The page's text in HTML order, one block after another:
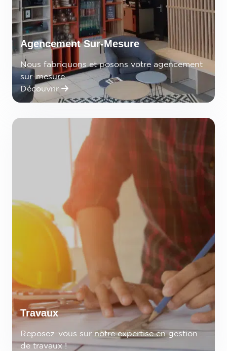
Agencement Sur-Mesure
Nous fabriquons et posons votre agencement
sur-mesure
Découvrir
Travaux
Reposez-vous sur notre expertise en gestion
de travaux !